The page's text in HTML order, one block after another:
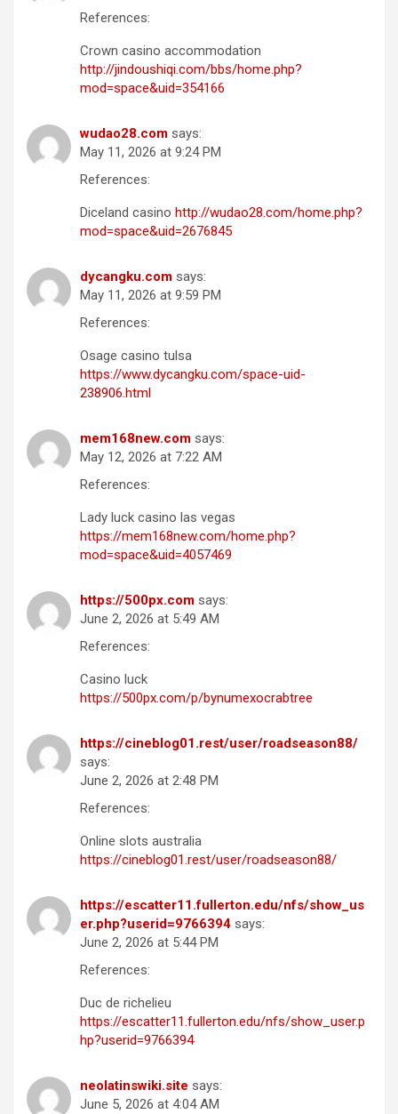
References:
Crown casino accommodation
http://jindoushiqi.com/bbs/home.php?
mod=space&uid=354166
wudao28.com says:
May 11, 2026 at 9:24 PM
References:
Diceland casino http://wudao28.com/home.php?
mod=space&uid=2676845
dycangku.com says:
May 11, 2026 at 9:59 PM
References:
Osage casino tulsa
https://www.dycangku.com/space-uid-
238906.html
mem168new.com says:
May 12, 2026 at 7:22 AM
References:
Lady luck casino las vegas
https://mem168new.com/home.php?
mod=space&uid=4057469
https://500px.com says:
June 2, 2026 at 5:49 AM
References:
Casino luck
https://500px.com/p/bynumexocrabtree
https://cineblog01.rest/user/roadseason88/
says:
June 2, 2026 at 2:48 PM
References:
Online slots australia
https://cineblog01.rest/user/roadseason88/
https://escatter11.fullerton.edu/nfs/show_us
er.php?userid=9766394 says:
June 2, 2026 at 5:44 PM
References:
Duc de richelieu
https://escatter11.fullerton.edu/nfs/show_user.p
hp?userid=9766394
neolatinswiki.site says:
June 5, 2026 at 4:04 AM